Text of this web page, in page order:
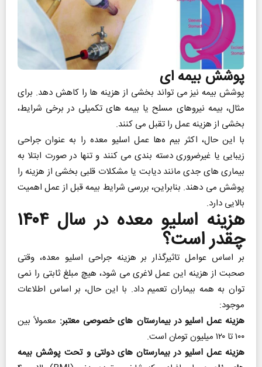
پوشش بیمه ‌ای
پوشش بیمه نیز می ‌تواند بخشی از هزینه ‌ها را کاهش دهد. برای
مثال، بیمه نیروهای مسلح یا بیمه ‌های تکمیلی در برخی شرایط،
بخشی از هزینه عمل را تقبل می‌ کنند.
با این حال، اکثر بیم ه‌ها عمل اسلیو معده را به عنوان جراحی
زیبایی یا غیرضروری دسته‌ بندی می‌ کنند و تنها در صورت ابتلا به
بیماری‌ های جدی مانند دیابت یا مشکلات قلبی بخشی از هزینه را
پوشش می ‌دهند. بنابراین، بررسی شرایط بیمه قبل از عمل اهمیت
بالایی دارد.
هزینه اسلیو معده در سال ۱۴۰۴
چقدر است؟
بر اساس عوامل تاثیرگذار بر هزینه جراحی اسلیو معده، وقتی
صحبت از هزینه این عمل لاغری می ‌شود، هیچ مبلغ ثابتی را نمی
‌توان به همه بیماران تعمیم داد. با این حال، بر اساس اطلاعات
موجود:
هزینه عمل اسلیو در بیمارستان‌ های خصوصی معتبر: معمولاً بین
۱۰۰ تا ۱۲۰ میلیون تومان است.
هزینه عمل اسلیو در بیمارستان ‌های دولتی و تحت پوشش بیمه